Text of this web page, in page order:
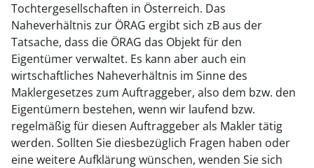
Tochtergesellschaften in Österreich. Das
Naheverhältnis zur ÖRAG ergibt sich zB aus der
Tatsache, dass die ÖRAG das Objekt für den
Eigentümer verwaltet. Es kann aber auch ein
wirtschaftliches Naheverhältnis im Sinne des
Maklergesetzes zum Auftraggeber, also dem bzw. den
Eigentümern bestehen, wenn wir laufend bzw.
regelmäßig für diesen Auftraggeber als Makler tätig
werden. Sollten Sie diesbezüglich Fragen haben oder
eine weitere Aufklärung wünschen, wenden Sie sich